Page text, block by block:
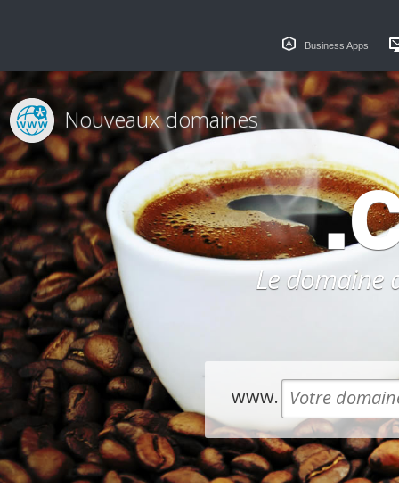
Business Apps
Le domaine
Nouveaux domaines
www.